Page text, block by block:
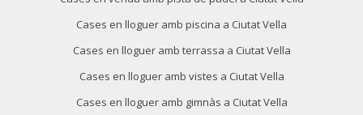
Cases en lloguer amb piscina a Ciutat Vella
Cases en lloguer amb terrassa a Ciutat Vella
Cases en lloguer amb vistes a Ciutat Vella
Cases en lloguer amb gimnàs a Ciutat Vella
Tècniques i funcionals
Sempre activades
Aquest lloc web utilitza cookies pròpies per recopilar
Si continua navegant, suposa l'acceptació de la instal·lació
navegador podent, si així ho desitja, impedir que siguin